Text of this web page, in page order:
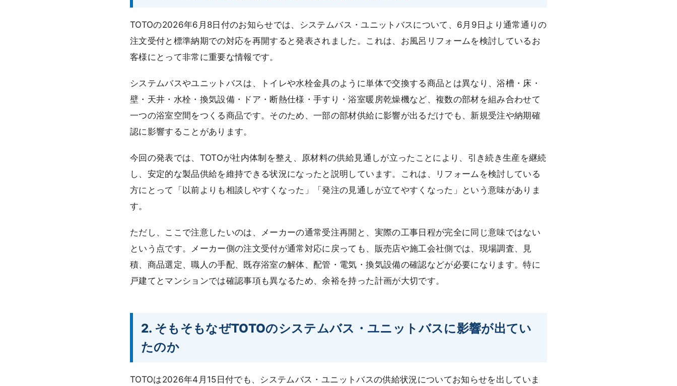
TOTOの2026年6月8日付のお知らせでは、システムバス・ユニットバスについて、6月9日より通常通りの
注文受付と標準納期での対応を再開すると発表されました。これは、お風呂リフォームを検討しているお
客様にとって非常に重要な情報です。
システムバスやユニットバスは、トイレや水栓金具のように単体で交換する商品とは異なり、浴槽・床・
壁・天井・水栓・換気設備・ドア・断熱仕様・手すり・浴室暖房乾燥機など、複数の部材を組み合わせて
一つの浴室空間をつくる商品です。そのため、一部の部材供給に影響が出るだけでも、新規受注や納期確
認に影響することがあります。
今回の発表では、TOTOが社内体制を整え、原材料の供給見通しが立ったことにより、引き続き生産を継続
し、安定的な製品供給を維持できる状況になったと説明しています。これは、リフォームを検討している
方にとって「以前よりも相談しやすくなった」「発注の見通しが立てやすくなった」という意味がありま
す。
ただし、ここで注意したいのは、メーカーの通常受注再開と、実際の工事日程が完全に同じ意味ではない
という点です。メーカー側の注文受付が通常対応に戻っても、販売店や施工会社側では、現場調査、見
積、商品選定、職人の手配、既存浴室の解体、配管・電気・換気設備の確認などが必要になります。特に
戸建てとマンションでは確認事項も異なるため、余裕を持った計画が大切です。
2. そもそもなぜTOTOのシステムバス・ユニットバスに影響が出てい
たのか
TOTOは2026年4月15日付でも、システムバス・ユニットバスの供給状況についてお知らせを出していま